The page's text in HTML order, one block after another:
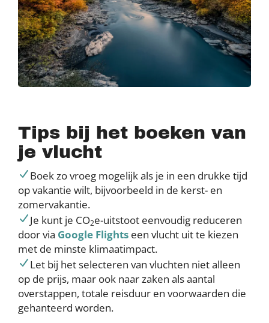
Tips bij het boeken van
je vlucht
Boek zo vroeg mogelijk als je in een drukke tijd
op vakantie wilt, bijvoorbeeld in de kerst- en
zomervakantie.
Je kunt je CO2e-uitstoot eenvoudig reduceren
door via Google Flights een vlucht uit te kiezen
met de minste klimaatimpact.
Let bij het selecteren van vluchten niet alleen
op de prijs, maar ook naar zaken als aantal
overstappen, totale reisduur en voorwaarden die
gehanteerd worden.